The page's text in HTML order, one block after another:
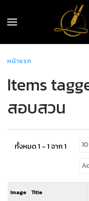
หน้าแรก
Items
สอบสวน
ทั้งหมด 1 - 1 จาก 1
Image Title